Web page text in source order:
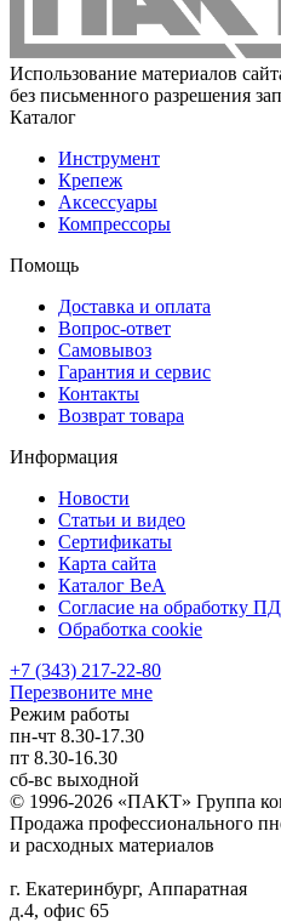
Использование материалов
без письменного разрешения
Каталог
Инструмент
Крепеж
Аксессуары
Компрессоры
Помощь
Доставка и оплата
Вопрос-ответ
Самовывоз
Гарантия и сервис
Контакты
Возврат товара
Информация
Новости
Статьи и видео
Сертификаты
Карта сайта
Каталог BeA
Согласие на обработку ПД
Обработка cookie
+7 (343) 217-22-80
Перезвоните мне
Режим работы
пн-чт 8.30-17.30
пт 8.30-16.30
сб-вс выходной
© 1996-2026 «ПАКТ» Группа
Продажа профессионального
и расходных материалов
г. Екатеринбург, Аппаратная
д.4, офис 65